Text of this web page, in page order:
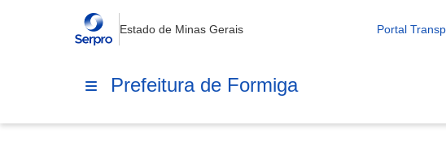
Estado de Minas Gerais Portal
Prefeitura de Formiga